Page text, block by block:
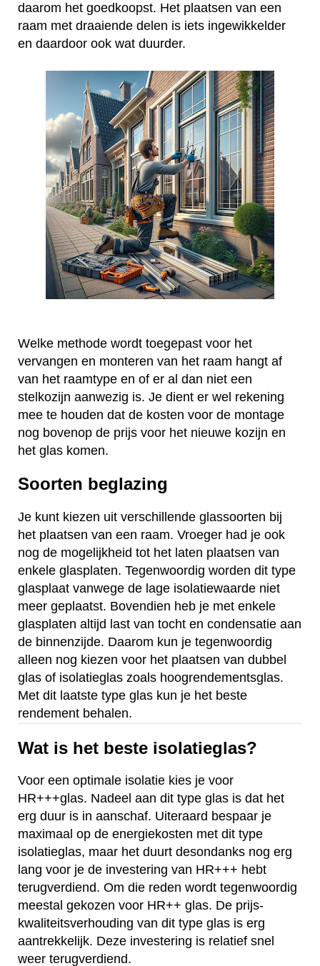
daarom het goedkoopst. Het plaatsen van een
raam met draaiende delen is iets ingewikkelder
en daardoor ook wat duurder.
Welke methode wordt toegepast voor het
vervangen en monteren van het raam hangt af
van het raamtype en of er al dan niet een
stelkozijn aanwezig is. Je dient er wel rekening
mee te houden dat de kosten voor de montage
nog bovenop de prijs voor het nieuwe kozijn en
het glas komen.
Soorten beglazing
Je kunt kiezen uit verschillende glassoorten bij
het plaatsen van een raam. Vroeger had je ook
nog de mogelijkheid tot het laten plaatsen van
enkele glasplaten. Tegenwoordig worden dit type
glasplaat vanwege de lage isolatiewaarde niet
meer geplaatst. Bovendien heb je met enkele
glasplaten altijd last van tocht en condensatie aan
de binnenzijde. Daarom kun je tegenwoordig
alleen nog kiezen voor het plaatsen van dubbel
glas of isolatieglas zoals hoogrendementsglas.
Met dit laatste type glas kun je het beste
rendement behalen.
Wat is het beste isolatieglas?
Voor een optimale isolatie kies je voor
HR+++glas. Nadeel aan dit type glas is dat het
erg duur is in aanschaf. Uiteraard bespaar je
maximaal op de energiekosten met dit type
isolatieglas, maar het duurt desondanks nog erg
lang voor je de investering van HR+++ hebt
terugverdiend. Om die reden wordt tegenwoordig
meestal gekozen voor HR++ glas. De prijs-
kwaliteitsverhouding van dit type glas is erg
aantrekkelijk. Deze investering is relatief snel
weer terugverdiend.